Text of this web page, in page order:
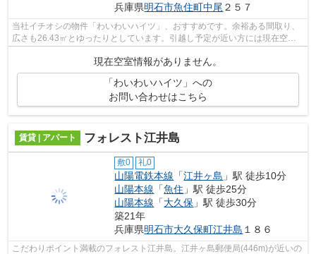
兵庫県明石市魚住町中尾 ２５７
当社イチオシの物件「わいわいハイツ」、おすすめです。余裕ある間取り、
広さも26.43㎡とゆったりとしています。引越し予定が近い方には現在空室
現在空室情報がありません。
「わいわいハイツ」への
お問い合わせはこちら
賃貸 | アパート フォレスト江井島
敷0 礼0
山陽電鉄本線 「江井ヶ島 」駅 徒歩10分
山陽本線 「魚住 」駅 徒歩25分
山陽本線 「大久保 」駅 徒歩30分
築21年
兵庫県明石市大久保町江井島 １８６
こだわりポイント満載のフォレスト江井島。江井ヶ島郵便局(446m)が近いの